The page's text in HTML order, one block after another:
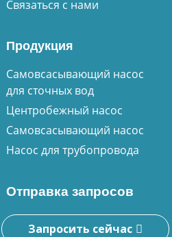
Связаться с нами
Продукция
Самовсасывающий насос
для сточных вод
Центробежный насос
Самовсасывающий насос
Насос для трубопровода
Отправка запросов
Запросить сейчас